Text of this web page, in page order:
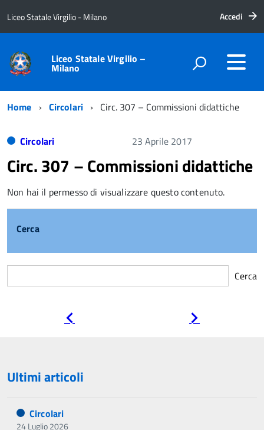
Liceo Statale Virgilio - Milano Accedi
Liceo Statale Virgilio –
Milano
Home Circolari Circ. 307 – Commissioni didattiche
Circolari 23 Aprile 2017
Circ. 307 – Commissioni didattiche
Non hai il permesso di visualizzare questo contenuto.
Cerca
Cerca
Ultimi articoli
Circolari
24 Luglio 2026